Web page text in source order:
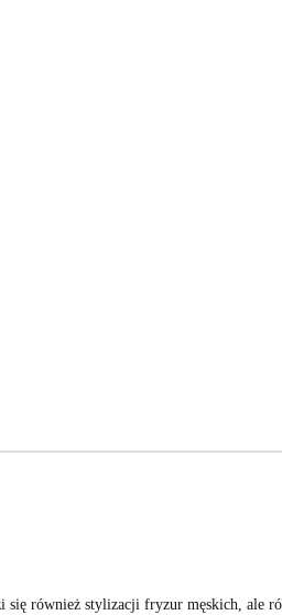
się również stylizacji fryzur męskich, ale